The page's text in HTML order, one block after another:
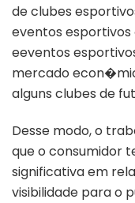
de clubes
eventos
eeventos
mercado
alguns clubes de
Desse modo, o
que o consumidor
significativa em
visibilidade para o